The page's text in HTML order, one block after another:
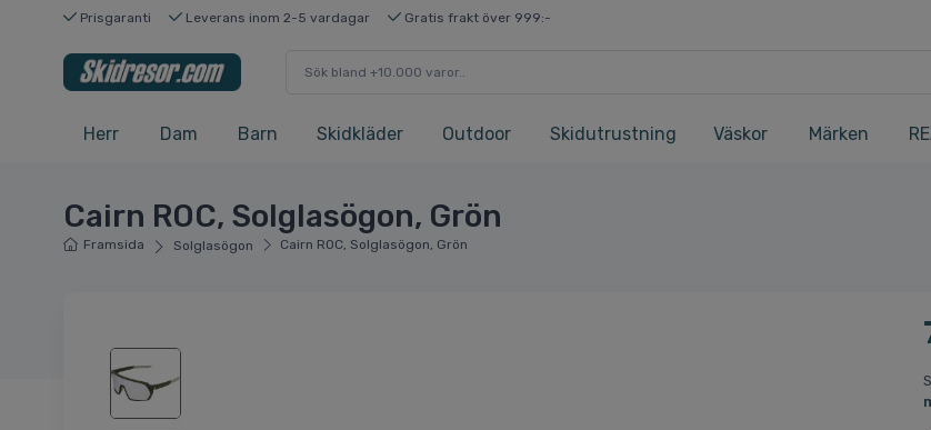
Prisgaranti Leverans inom 2-5 vardagar Gratis frakt över 999:-
Herr Dam Barn Skidkläder Outdoor Skidutrustning Väskor Märken
Cairn ROC, Solglasögon, Grön
Framsida Solglasögon Cairn ROC, Solglasögon, Grön